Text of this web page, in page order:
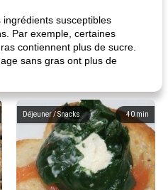
susceptibles
Par exemple, certaines
contiennent plus de sucre.
sans gras ont plus de
40 min
Déjeuner / Snacks